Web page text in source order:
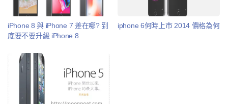
iPhone 8 與 iPhone 7 差在哪? 到
底要不要升級 iPhone 8
iphone 6何時上市 2014 價格為何